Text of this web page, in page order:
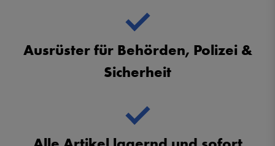
Ausrüster für Behörden, Polizei &
Sicherheit